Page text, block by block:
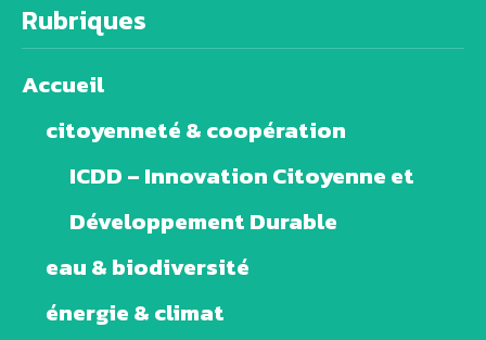
Rubriques
Accueil
citoyenneté & coopération
ICDD – Innovation Citoyenne et
Développement Durable
eau & biodiversité
énergie & climat